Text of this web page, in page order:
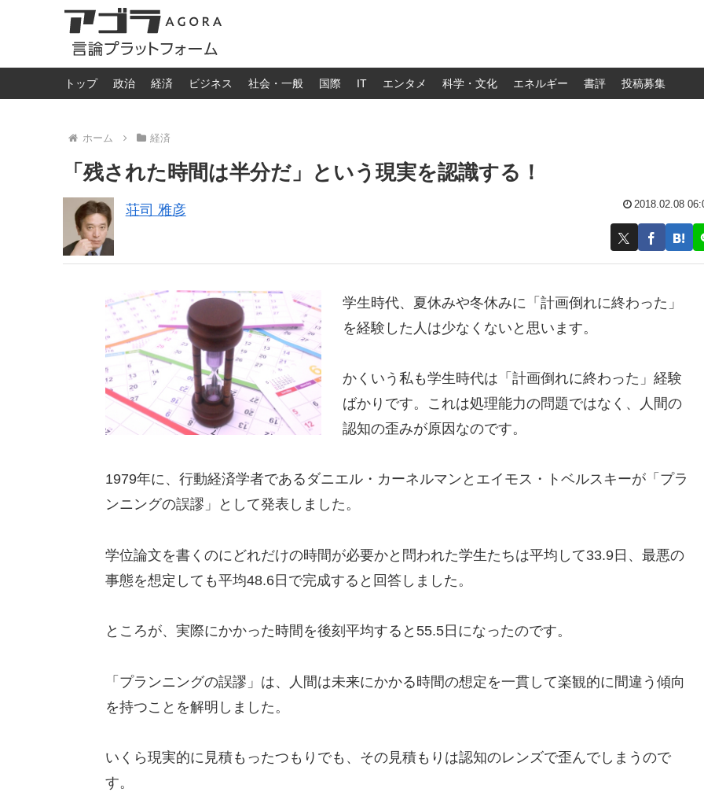
トップ 政治 経済 ビジネス 社会・一般 国際 IT エンタメ 科学・文化 エネルギー 書評 投稿募集
ホーム 経済
「残された時間は半分だ」という現実を認識する！
荘司 雅彦 2018.02.08
学生時代、夏休みや冬休みに「計画倒れに終わった」
を経験した人は少なくないと思います。
かくいう私も学生時代は「計画倒れに終わった」経験
ばかりです。これは処理能力の問題ではなく、人間の
認知の歪みが原因なのです。
1979年に、行動経済学者であるダニエル・カーネルマンとエイモス・トベルスキーが「プラ
ンニングの誤謬」として発表しました。
学位論文を書くのにどれだけの時間が必要かと問われた学生たちは平均して33.9日、最悪の
事態を想定しても平均48.6日で完成すると回答しました。
ところが、実際にかかった時間を後刻平均すると55.5日になったのです。
「プランニングの誤謬」は、人間は未来にかかる時間の想定を一貫して楽観的に間違う傾向
を持つことを解明しました。
いくら現実的に見積もったつもりでも、その見積もりは認知のレンズで歪んでしまうので
す。